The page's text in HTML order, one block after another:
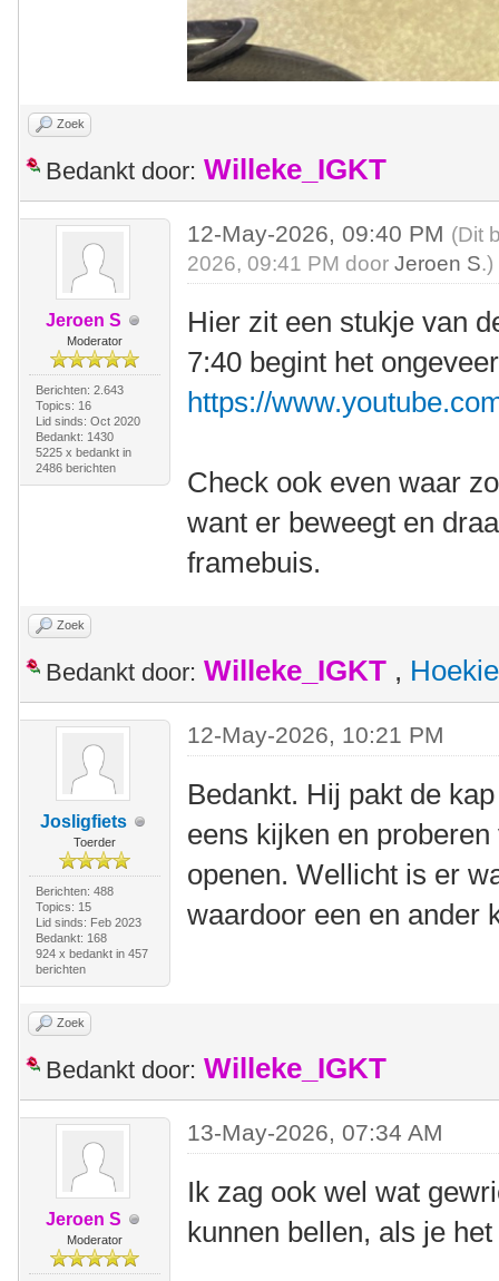
Zoek
Bedankt door: Willeke_IGKT
Jeroen S
Moderator
Berichten: 2.643
Topics: 16
Lid sinds: Oct 2020
Bedankt: 1430
5225 x bedankt in
2486 berichten
12-May-2026, 09:40 PM (Dit
2026, 09:41 PM doorJeroen S.)
Hier zit een stukje van
7:40 begint het
https://
Check ook even waar
want er beweegt en
framebuis.
Zoek
Bedankt door: Willeke_IGKT , Hoekie
Josligfiets
Toerder
Berichten: 488
Topics: 15
Lid sinds: Feb 2023
Bedankt: 168
924 x bedankt in 457
berichten
12-May-2026, 10:21 PM
Bedankt. Hij pakt de
eens kijken en
openen. Wellicht is er
waardoor een en ander
Zoek
Bedankt door: Willeke_IGKT
Jeroen S
Moderator
13-May-2026, 07:34 AM
Ik zag ook wel wat
kunnen bellen, als je